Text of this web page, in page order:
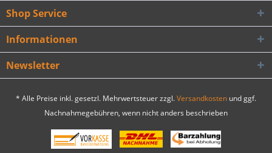
Shop Service
Informationen
Newsletter
* Alle Preise inkl. gesetzl. Mehrwertsteuer zzgl.Versandkosten und ggf.
Nachnahmegebühren, wenn nicht anders beschrieben